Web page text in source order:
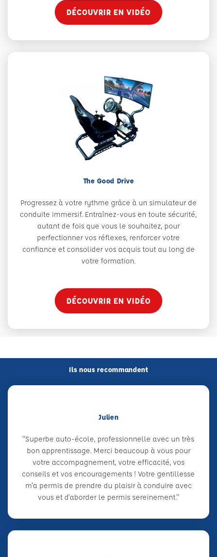
DÉCOUVRIR EN VIDÉO
The Good Drive
Progressez à votre rythme grâce à un simulateur de
conduite immersif. Entraînez-vous en toute sécurité,
autant de fois que vous le souhaitez, pour
perfectionner vos réflexes, renforcer votre
confiance et consolider vos acquis tout au long de
votre formation.
DÉCOUVRIR EN VIDÉO
Ils nous recommandent
Julien
"Superbe auto-école, professionnelle avec un très
bon apprentissage. Merci beaucoup à vous pour
votre accompagnement, votre efficacité, vos
conseils et vos encouragements ! Votre gentillesse
m'a permis de prendre du plaisir à conduire avec
vous et d'aborder le permis sereinement."